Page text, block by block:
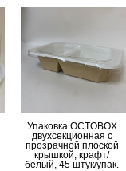
Упаковка OCTOBOX
двухсекционная с
прозрачной плоской
крышкой, крафт/
белый, 45 штук/упак.